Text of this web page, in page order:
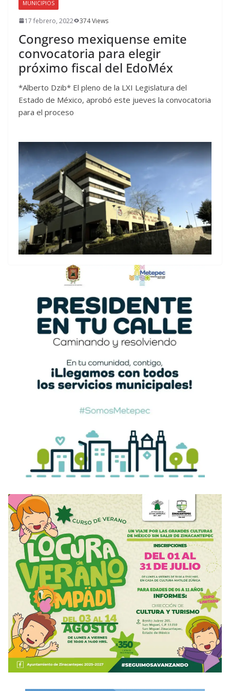
MUNICIPIOS
17 febrero, 2022 374 Views
Congreso mexiquense emite
convocatoria para elegir
próximo fiscal del EdoMéx
*Alberto Dzib* El pleno de la LXI Legislatura del
Estado de México, aprobó este jueves la convocatoria
para el proceso